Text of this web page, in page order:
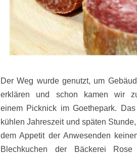
Der Weg wurde genutzt, um
erklären und schon kamen wir
einem Picknick im Goethepark.
kühlen Jahreszeit und späten
dem Appetit der Anwesenden
Blechkuchen der Bäckerei